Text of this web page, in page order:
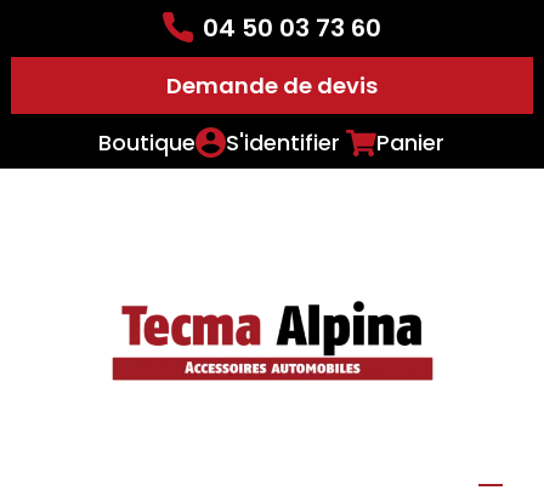
04 50 03 73 60
Demande de devis
Boutique
S'identifier Panier